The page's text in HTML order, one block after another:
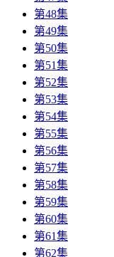
第48集
第49集
第50集
第51集
第52集
第53集
第54集
第55集
第56集
第57集
第58集
第59集
第60集
第61集
第62集